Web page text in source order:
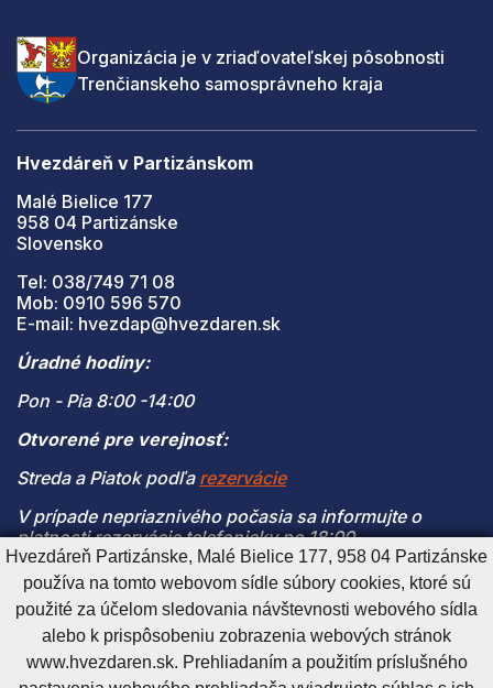
Organizácia je v zriaďovateľskej pôsobnosti
Trenčianskeho samosprávneho kraja
Hvezdáreň v Partizánskom
Malé Bielice 177
958 04 Partizánske
Slovensko
Tel: 038/749 71 08
Mob: 0910 596 570
E-mail: hvezdap@hvezdaren.sk
Úradné hodiny:
Pon - Pia 8:00 -14:00
Otvorené pre verejnosť:
Streda a Piatok podľa rezervácie
V prípade nepriaznivého počasia sa informujte o
platnosti rezervácie telefonicky po 18:00
(V prípade naplnenia kapacity je vstup na pozorovanie
možný len s platnou rezerváciou)
Cookies nastavenieCookies - viac informáciíVyhlásenie o prístupnosti
Hvezdáreň Partizánske, Malé Bielice 177, 958 04 Partizánske
používa na tomto webovom sídle súbory cookies, ktoré sú
použité za účelom sledovania návštevnosti webového sídla
alebo k prispôsobeniu zobrazenia webových stránok
www.hvezdaren.sk. Prehliadaním a použitím príslušného